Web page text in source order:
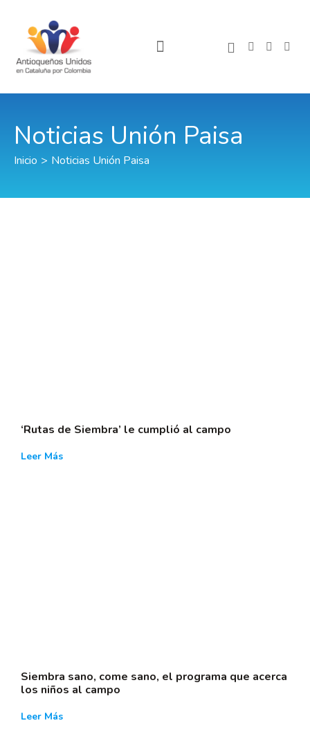
Noticias Unión Paisa
Inicio > Noticias Unión Paisa
‘Rutas de Siembra’ le cumplió al campo
Leer Más
Siembra sano, come sano, el programa que acerca
los niños al campo
Leer Más